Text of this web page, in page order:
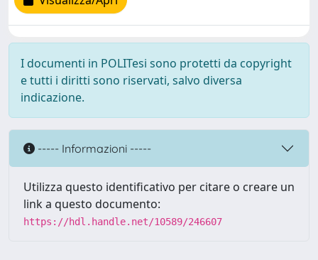
I documenti in POLITesi sono protetti da copyright
e tutti i diritti sono riservati, salvo diversa
indicazione.
----- Informazioni -----
Utilizza questo identificativo per citare o creare un
link a questo documento:
https://hdl.handle.net/10589/246607